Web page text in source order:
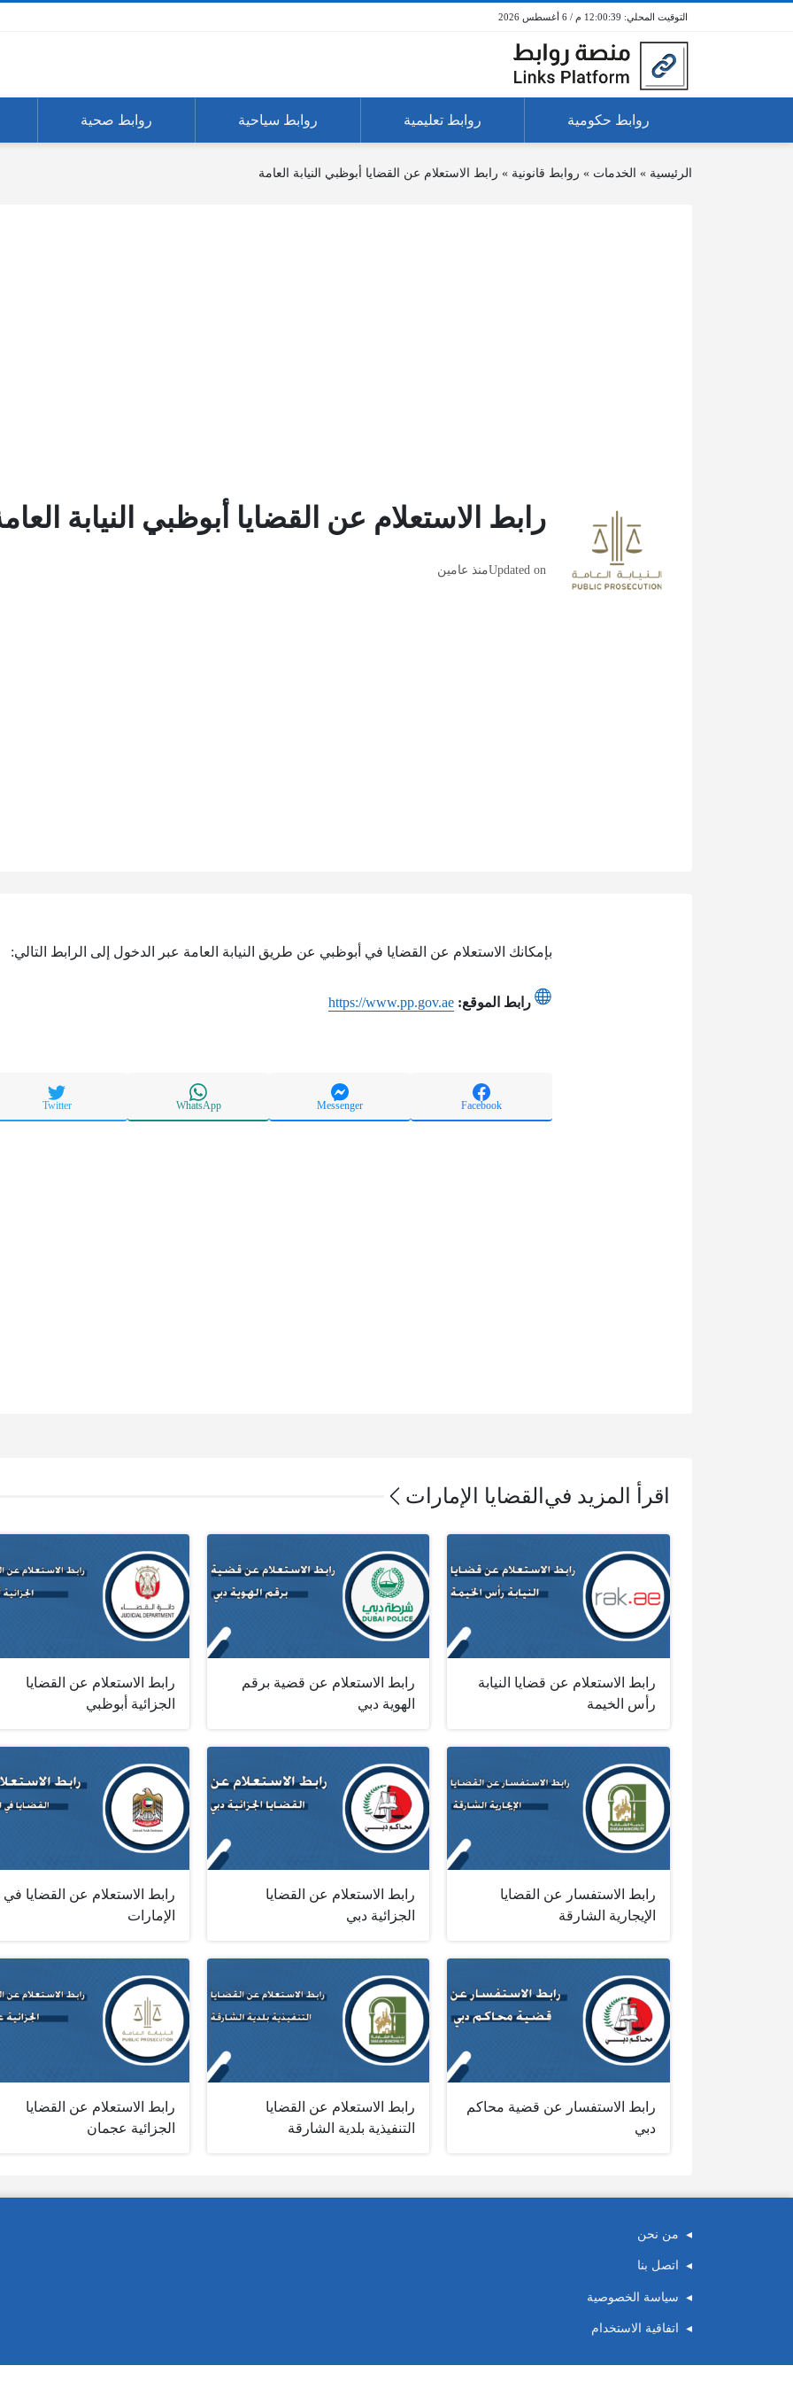
12:00:39 م / 6 أغسطس 2026
روابط حكومية روابط تعليمية روابط سياحية روابط صحية
الرئيسية » الخدمات » روابط قانونية » رابط الاستعلام عن القضايا أبوظبي النيابة العامة
رابط الاستعلام عن القضايا أبوظبي النيابة
Updated onمنذ عامين
بإمكانك الاستعلام عن القضايا في أبوظبي عن طريق النيابة العامة عبر الدخول إلى الرابط التالي:
رابط الموقع: https://www.pp.gov.ae
Facebook
Messenger
WhatsApp
Twitter
اقرأ المزيد في القضايا الإمارات
رابط الاستعلام عن قضايا النيابة
رأس الخيمة
رابط الاستعلام عن قضية برقم
الهوية دبي
رابط الاستعلام عن القضايا
الجزائية أبوظبي
رابط الاستفسار عن القضايا
الإيجارية الشارقة
رابط الاستعلام عن القضايا
الجزائية دبي
رابط الاستعلام عن القضايا في
الإمارات
رابط الاستفسار عن قضية محاكم
دبي
رابط الاستعلام عن القضايا
التنفيذية بلدية الشارقة
رابط الاستعلام عن القضايا
الجزائية عجمان
من نحن
اتصل بنا
سياسة الخصوصية
اتفاقية الاستخدام